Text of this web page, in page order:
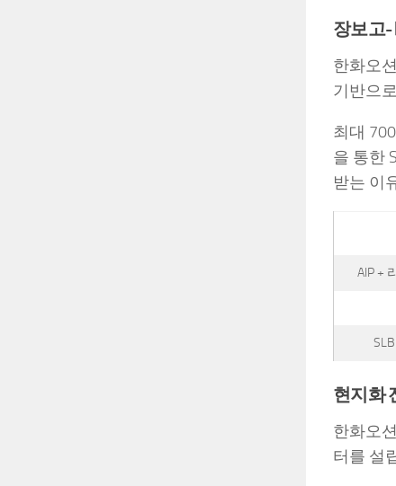
장보고
한화오
기반으
최대
을 통한
받는 이
AIP +
현지화
한화오
터를 설